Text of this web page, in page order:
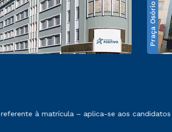
Praça Osório
no contrato de prestação de serviços
à matrícula – aplica-se aos